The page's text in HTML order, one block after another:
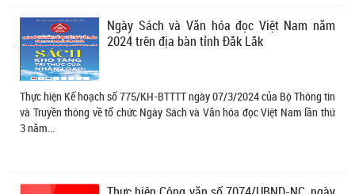
Ngày Sách và Văn hóa đọc Việt Nam năm
2024 trên địa bàn tỉnh Đắk Lắk
Thực hiện Kế hoạch số 775/KH-BTTTT ngày 07/3/2024 của Bộ Thông tin
và Truyền thông về tổ chức Ngày Sách và Văn hóa đọc Việt Nam lần thứ
3 năm...